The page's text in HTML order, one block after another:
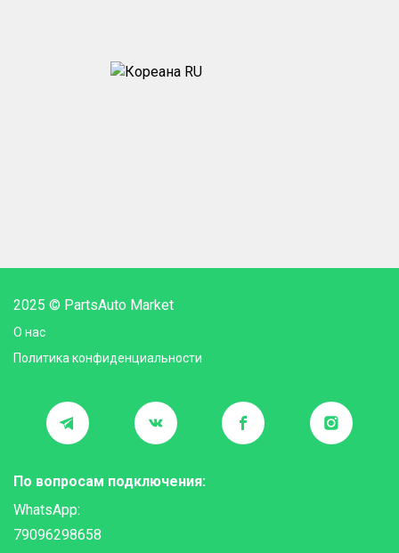
2025 © PartsAuto Market
О нас
Политика конфиденциальности
По вопросам подключения:
WhatsApp:
79096298658